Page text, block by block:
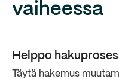
vaiheessa
Helppo
Täytä hakemus